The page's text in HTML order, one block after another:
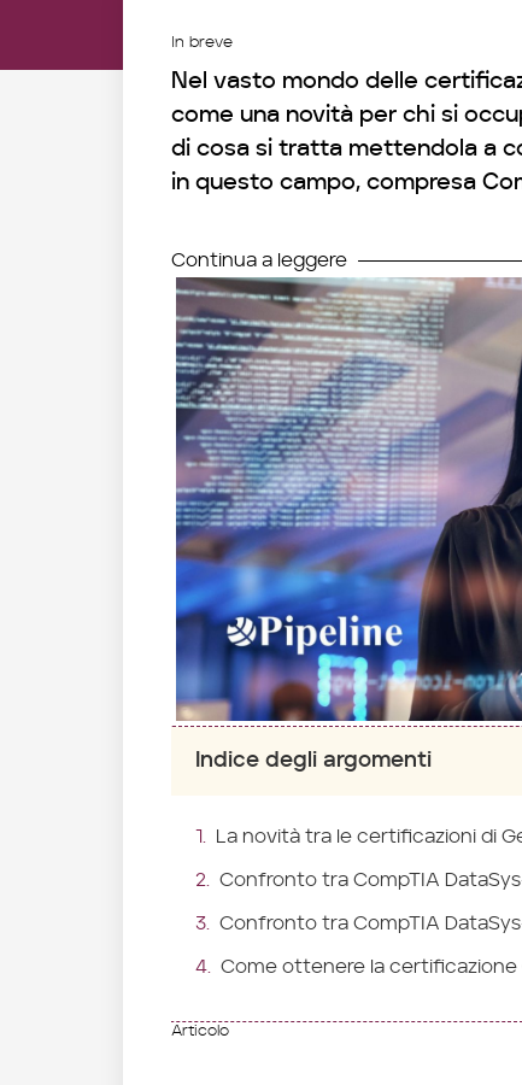
In breve
Nel vasto mondo delle
come una novità per chi si
di cosa si tratta mettendola a
in questo campo, compresa
Continua a leggere
Indice degli argomenti
La novità tra le certificazioni di
Confronto tra CompTIA
Confronto tra CompTIA
Come ottenere la certificazione
Articolo